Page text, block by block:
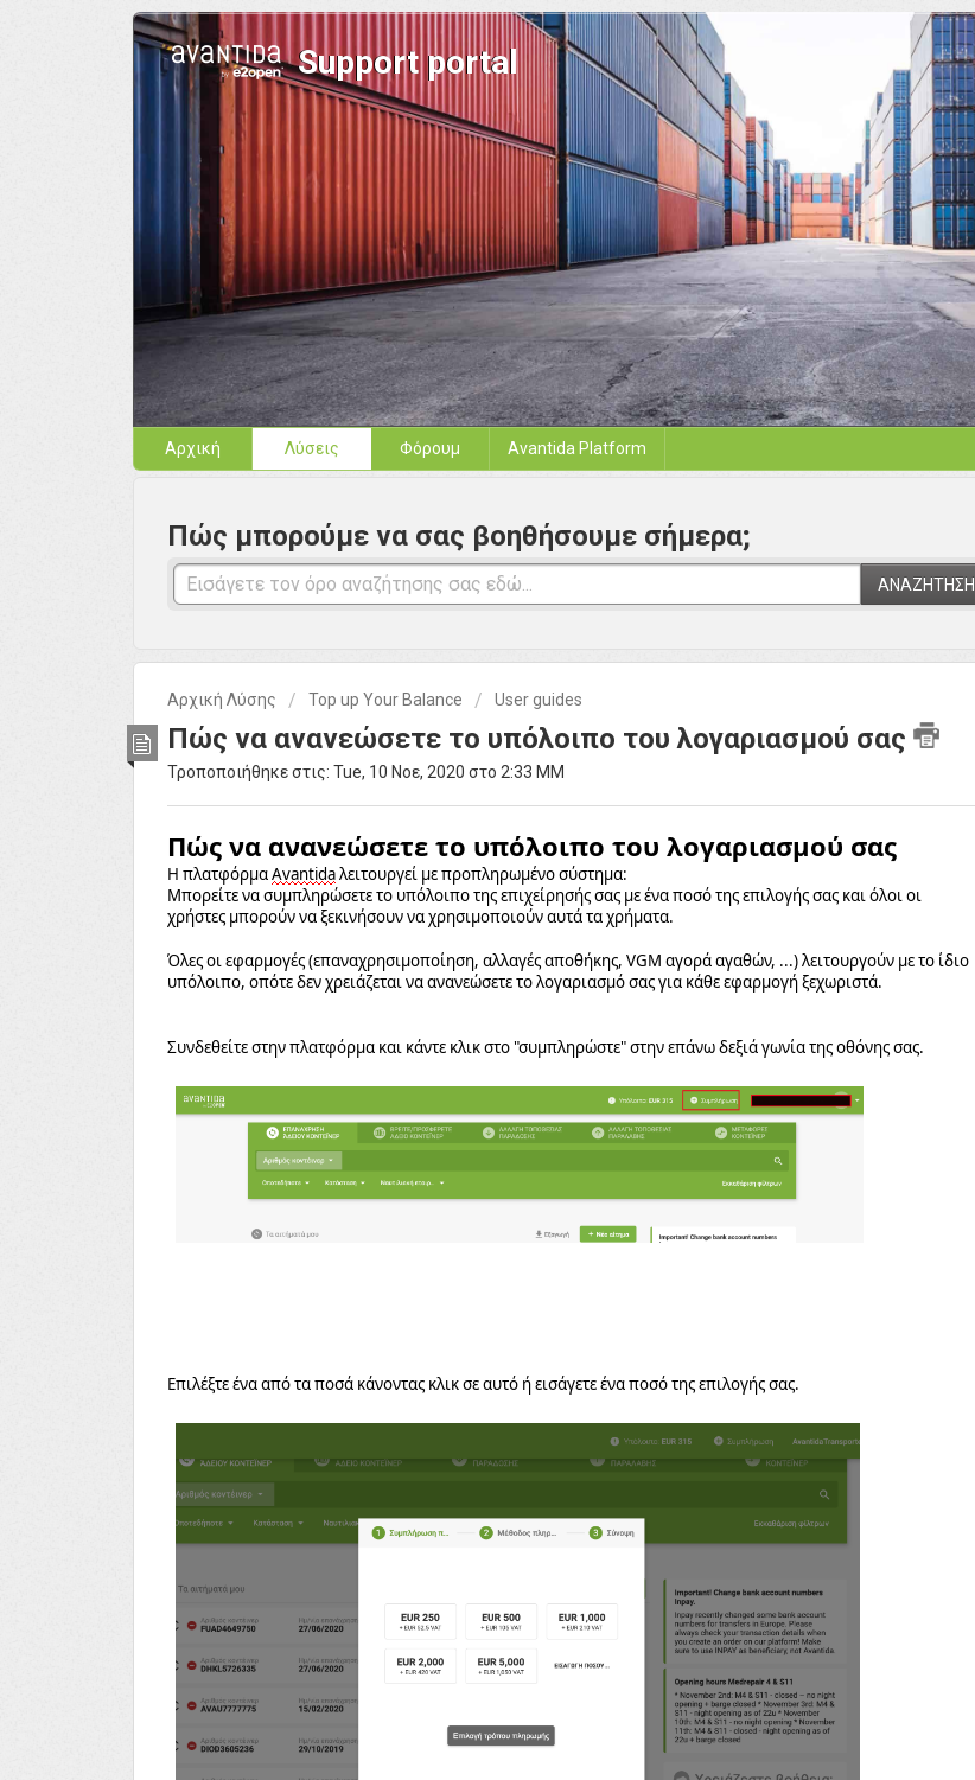
Support portal
Αρχική Λύσεις Φόρουμ Avantida Platform
Πώς μπορούμε να σας βοηθήσουμε σήμερα;
ΑΝΑΖΉΤΗΣΗ
Αρχική Λύσης Top up Your Balance User guides
Πώς να ανανεώσετε το υπόλοιπο του λογαριασμού σας
Τροποποιήθηκε στις: Tue, 10 Νοε, 2020 στο 2:33 ΜΜ
Πώς να ανανεώσετε το υπόλοιπο του λογαριασμού σας
Η πλατφόρμαAvantidaλειτουργεί με προπληρωμένο σύστημα:
Μπορείτε να συμπληρώσετε το υπόλοιπο της επιχείρησής σας με ένα ποσό της επιλογής σας και όλοι οι
χρήστες μπορούν να ξεκινήσουν να χρησιμοποιούν αυτά τα χρήματα.
Όλες οι εφαρμογές (επαναχρησιμοποίηση, αλλαγές αποθήκης, VGM αγορά αγαθών, ...) λειτουργούν με το ίδιο
υπόλοιπο, οπότε δεν χρειάζεται να ανανεώσετε το λογαριασμό σας για κάθε εφαρμογή ξεχωριστά.
Συνδεθείτε στην πλατφόρμα και κάντε κλικ στο "συμπληρώστε" στην επάνω δεξιά γωνία της οθόνης σας.
Επιλέξτε ένα από τα ποσά κάνοντας κλικ σε αυτό ή εισάγετε ένα ποσό της επιλογής σας.